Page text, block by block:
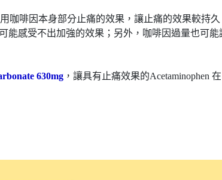
用咖啡因本身部分止痛的效果，讓止痛的效果較持
能感受不出加強的效果；另外，咖啡因過量也可能
630mg ，讓具有止痛效果的Acetaminophen 在